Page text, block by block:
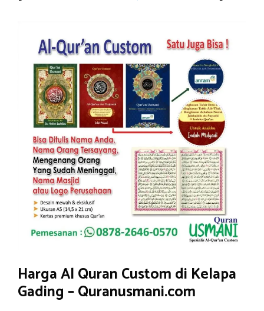
Harga Al Quran Custom di Kelapa
Gading – Quranusmani.com